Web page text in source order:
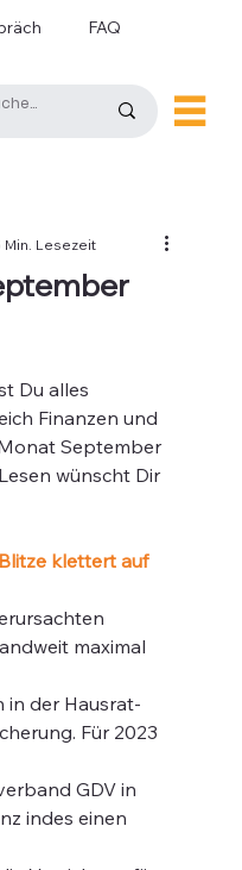
Min. Lesezeit
Du alles
Finanzen und
September
wünscht Dir
klettert auf
maximal
in der Hausrat-
Für 2023
GDV in
indes einen
FAQ